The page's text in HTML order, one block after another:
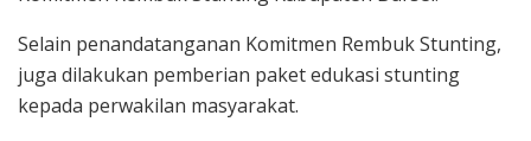
Selain penandatanganan Komitmen Rembuk Stunting,
juga dilakukan pemberian paket edukasi stunting
kepada perwakilan masyarakat.